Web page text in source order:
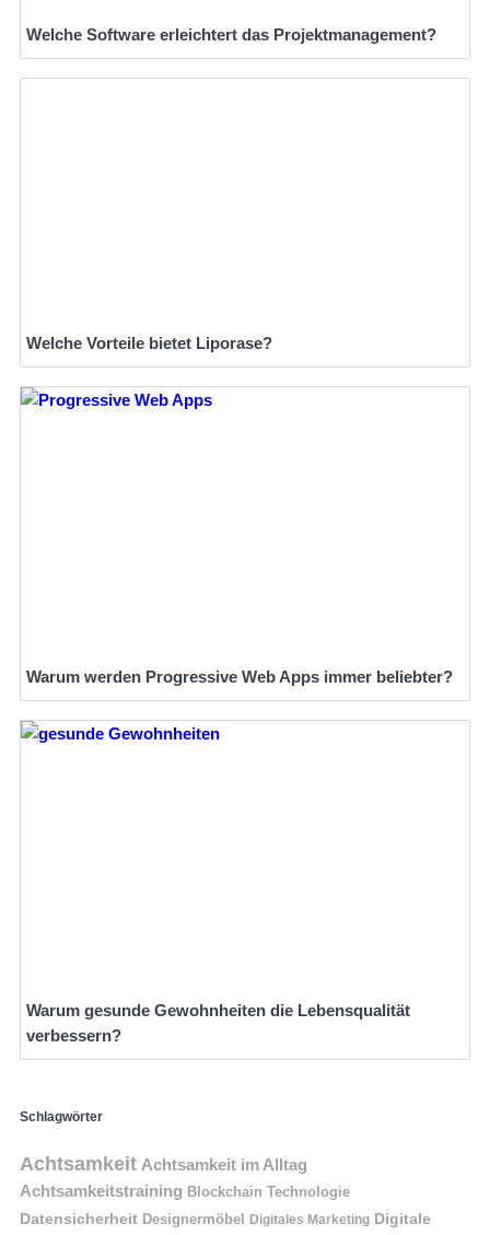
Welche Software erleichtert das Projektmanagement?
Welche Vorteile bietet Liporase?
Warum werden Progressive Web Apps immer beliebter?
Warum gesunde Gewohnheiten die Lebensqualität
verbessern?
Schlagwörter
Achtsamkeit Achtsamkeit im Alltag
Achtsamkeitstraining Blockchain Technologie
Datensicherheit Designermöbel Digitales Marketing Digitale